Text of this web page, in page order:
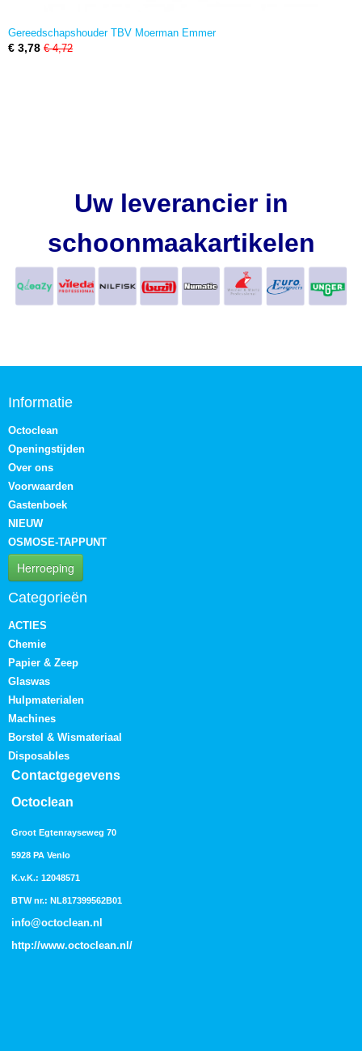
Gereedschapshouder TBV Moerman Emmer
€ 3,78 € 4,72
Uw leverancier in
schoonmaakartikelen
Informatie
Octoclean
Openingstijden
Over ons
Voorwaarden
Gastenboek
NIEUW
OSMOSE-TAPPUNT
Herroeping
Categorieën
ACTIES
Chemie
Papier & Zeep
Glaswas
Hulpmaterialen
Machines
Borstel & Wismateriaal
Disposables
Contactgegevens
Octoclean
Groot Egtenrayseweg 70
5928 PA Venlo
K.v.K.: 12048571
BTW nr.: NL817399562B01
info@octoclean.nl
http://www.octoclean.nl /